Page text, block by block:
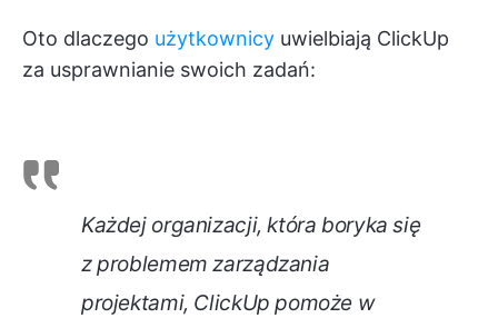
Oto dlaczego użytkownicy uwielbiają ClickUp
za usprawnianie swoich zadań:
Każdej organizacji, która boryka się
z problemem zarządzania
projektami, ClickUp pomoże w